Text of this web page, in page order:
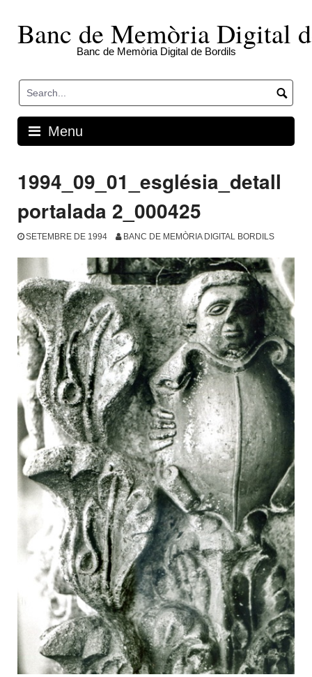
contentBanc de Memòria Digital
Banc de Memòria Digital de Bordils
Menu
1994_09_01_església_detall
portalada 2_000425
SETEMBRE DE 1994 BANC DE MEMÒRIA DIGITAL BORDILS